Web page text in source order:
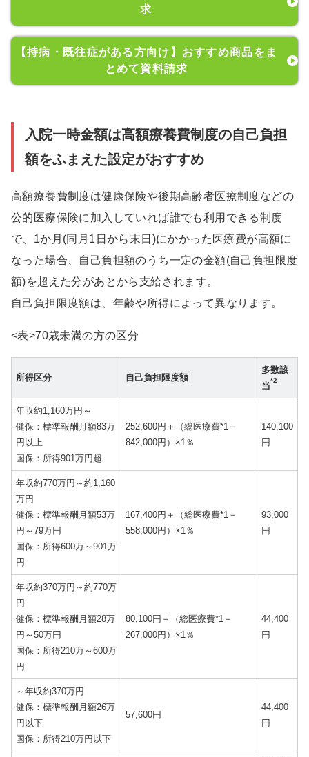
求
【持病・既往症がある方向け】おすすめ商品をま
とめて資料請求
入院一時金額は高額療養費制度の自己負担
額をふまえた設定がおすすめ
高額療養費制度は健康保険や後期高齢者医療制度などの
公的医療保険に加入していれば誰でも利用できる制度
で、1か月(同月1日から末日)にかかった医療費が高額に
なった場合、自己負担額のうち一定の金額(自己負担限度
額)を超えた分があとから支給されます。
自己負担限度額は、年齢や所得によって異なります。
<表>70歳未満の方の区分
所得区分 自己負担限度額
多数該
当*2
年収約1,160万円～
健保：標準報酬月額83万
円以上
国保：所得901万円超
252,600円＋（総医療費*1－
842,000円）×1％
140,100
円
年収約770万円～約1,160
万円
健保：標準報酬月額53万
円～79万円
国保：所得600万～901万
円
167,400円＋（総医療費*1－
558,000円）×1％
93,000
円
年収約370万円～約770万
円
健保：標準報酬月額28万
円～50万円
国保：所得210万～600万
円
80,100円＋（総医療費*1－
267,000円）×1％
44,400
円
～年収約370万円
健保：標準報酬月額26万
円以下
国保：所得210万円以下
57,600円
44,400
円